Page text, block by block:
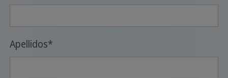
Apellidos*